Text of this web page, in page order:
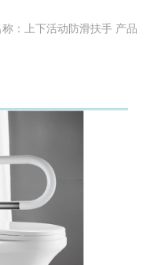
称：上下活动防滑扶手 产品